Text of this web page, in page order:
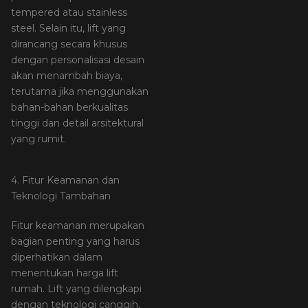
tempered atau stainless
steel. Selain itu, lift yang
dirancang secara khusus
dengan personalisasi desain
akan menambah biaya,
terutama jika menggunakan
bahan-bahan berkualitas
tinggi dan detail arsitektural
yang rumit.
4. Fitur Keamanan dan
Teknologi Tambahan
Fitur keamanan merupakan
bagian penting yang harus
diperhatikan dalam
menentukan harga lift
rumah. Lift yang dilengkapi
dengan teknologi canggih,